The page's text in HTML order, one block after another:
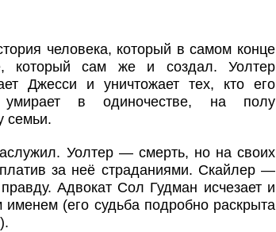
человека, который в самом конце
который сам же и создал. Уолтер
Джесси и уничтожает тех, кто его
в одиночестве, на полу
семьи.
Уолтер — смерть, но на своих
за неё страданиями. Скайлер —
Адвокат Сол Гудман исчезает и
(его судьба подробно раскрыта